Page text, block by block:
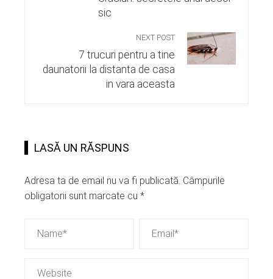
sic
NEXT POST
7 trucuri pentru a tine
daunatorii la distanta de casa
in vara aceasta
LASĂ UN RĂSPUNS
Adresa ta de email nu va fi publicată. Câmpurile
obligatorii sunt marcate cu *